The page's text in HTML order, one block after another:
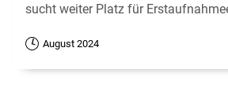
sucht weiter Platz für
August 2024